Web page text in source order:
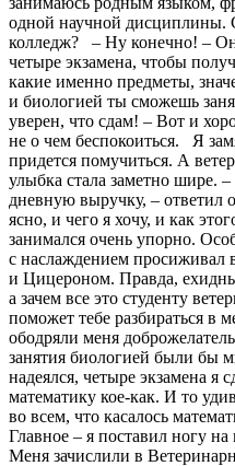
одной научной дисциплины.
колледж? – Ну конечно! –
четыре экзамена, чтобы
какие именно предметы,
и биологией ты сможешь
уверен, что сдам! – Вот и
не о чем беспокоиться. Я
придется помучиться. А
улыбка стала заметно шире.
дневную выручку, –
ясно, и чего я хочу, и как
занимался очень упорно.
с наслаждением просиживал
и Цицероном. Правда,
а зачем все это студенту
поможет тебе разбираться в
ободряли меня
занятия биологией были бы
надеялся, четыре экзамена я
математику кое-как. И то
во всем, что касалось
Главное – я поставил ногу
Меня зачислили в